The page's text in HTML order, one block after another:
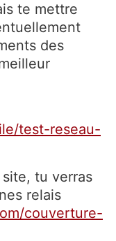
te mettre
des
test-reseau-
tu verras
relais
couverture-